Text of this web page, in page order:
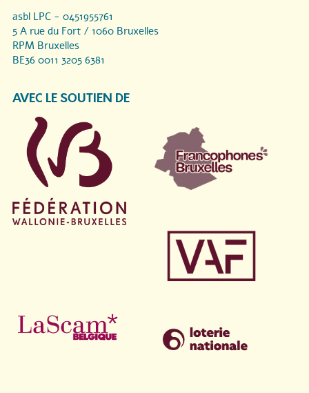
asbl LPC - 0451955761
5 A rue du Fort / 1060 Bruxelles
RPM Bruxelles
BE36 0011 3205 6381
AVEC LE SOUTIEN DE